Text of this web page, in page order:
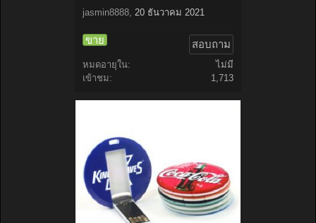
jasmin8888 20 ธันวาคม 2021
ขาย สอบถาม
หมดอายุใน:
ไม่มี
เข้าชม:
1,713